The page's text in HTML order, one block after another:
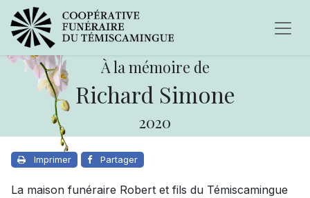
À la mémoire de
Richard Simone
2020
Imprimer Partager
La maison funéraire Robert et fils du Témiscamingue